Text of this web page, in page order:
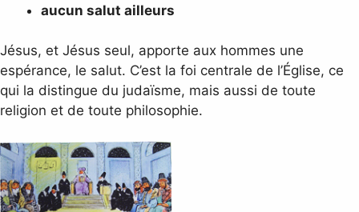
aucun salut ailleurs
Jésus, et Jésus seul, apporte aux hommes une
espérance, le salut. C’est la foi centrale de l’Église, ce
qui la distingue du judaïsme, mais aussi de toute
religion et de toute philosophie.